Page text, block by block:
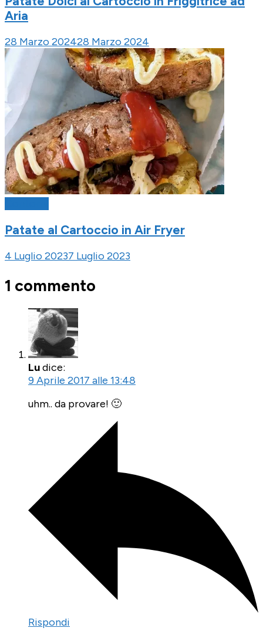
Aria
28 Marzo 202428 Marzo 2024
Patate al Cartoccio in Air Fryer
4 Luglio 20237 Luglio 2023
1 commento
Ludice:
9 Aprile 2017 alle 13:48
uhm.. da provare! 🙂
Rispondi